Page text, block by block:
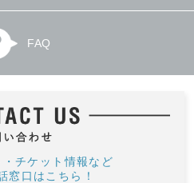
FAQ
チケット情報など
窓口はこちら！